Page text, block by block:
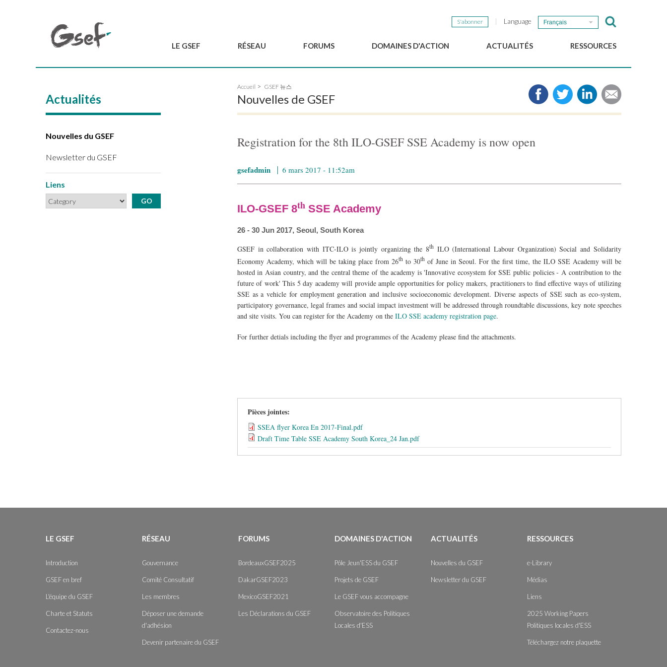
S'abonner Language Français
LE GSEF RÉSEAU
Comité Consultatif
Les membres
Devenir partenaire du
GSEF
FORUMS
MexicoGSEF2021
DOMAINES D'ACTION ACTUALITÉS
Newsletter du GSEF
RESSOURCES
Médias
Liens
Actualités
Nouvelles du GSEF
Newsletter du GSEF
Liens
Accueil GSEF 뉴스
Nouvelles de GSEF
Registration for the 8th ILO-GSEF SSE Academy is now open
gsefadmin 6 mars 2017 - 11:52am
ILO-GSEF 8thSSE Academy
26 - 30 Jun 2017, Seoul, South Korea
GSEF in collaboration with ITC-ILO is jointly organizing the 8th ILO (International Labour Organization) Social and Solidarity
Economy Academy, which will be taking place from 26thto 30thof June in Seoul. For the first time, the ILO SSE Academy will be
hosted in Asian country, and the central theme of the academy is 'Innovative ecosystem for SSE public policies - A contribution to the
future of work' This 5 day academy will provide ample opportunities for policy makers, practitioners to find effective ways of utilizing
SSE as a vehicle for employment generation and inclusive socioeconomic development. Diverse aspects of SSE such as eco-system,
participatory governance, legal frames and social impact investment will be addressed through roundtable discussions, key note speeches
and site visits. You can register for the Academy on the ILO SSE academy registration page.
For further detials including the flyer and programmes of the Academy please find the attachments.
Pièces jointes:
SSEA flyer Korea En 2017-Final.pdf
Draft Time Table SSE Academy South Korea_24 Jan.pdf
LE GSEF
Introduction
GSEF en bref
L'équipe du GSEF
Charte et Statuts
Contactez-nous
RÉSEAU
Gouvernance
Comité Consultatif
Les membres
Déposer une demande
d'adhésion
Devenir partenaire du GSEF
FORUMS
BordeauxGSEF2025
DakarGSEF2023
MexicoGSEF2021
Les Déclarations du GSEF
DOMAINES D'ACTION
Pôle Jeun'ESS du GSEF
Projets de GSEF
Le GSEF vous accompagne
Observatoire des Politiques
Locales d'ESS
ACTUALITÉS
Nouvelles du GSEF
Newsletter du GSEF
RESSOURCES
e-Library
Médias
Liens
2025 Working Papers
Politiques locales d'ESS
Téléchargez notre plaquette